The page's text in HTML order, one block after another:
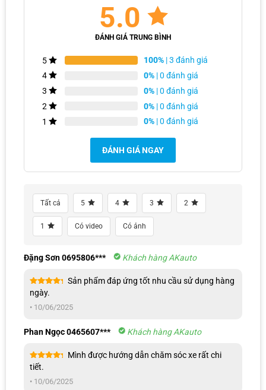
5.0
ĐÁNH GIÁ TRUNG BÌNH
5 100% | 3 đánh giá
4
0% | 0 đánh giá
3
0% | 0 đánh giá
2
0% | 0 đánh giá
1
0% | 0 đánh giá
ĐÁNH GIÁ NGAY
Tất cả 5 4 3 2
1 Có video Có ảnh
Đặng Sơn 0695806*** Khách hàng AKauto
Được xếp
hạng5
sao
Sản phẩm đáp ứng tốt nhu cầu sử dụng hàng
ngày.
• 10/06/2025
Phan Ngọc 0465607*** Khách hàng AKauto
Được xếp
hạng
sao
Mình được hướng dẫn chăm sóc xe rất chi
tiết.
• 10/06/2025